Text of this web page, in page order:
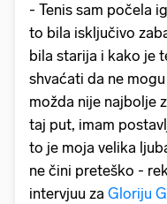
- Tenis sam počela
to bila isključivo
bila starija i kako je
shvaćati da ne
možda nije najbolje
taj put, imam
to je moja velika
ne čini preteško -
intervjuu za Gloriju